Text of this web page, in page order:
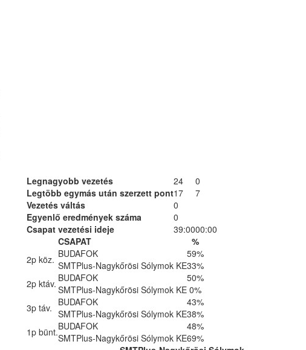
Legnagyobb vezetés 24
0
Legtöbb egymás után szerzett pont17
7
Vezetés váltás
0
Egyenlő eredmények száma
0
Csapat vezetési ideje
39:0000:00
CSAPAT
%
2p köz. BUDAFOK
SMTPlus-Nagykőrösi Sólymok KE
59%
33%
2p ktáv. BUDAFOK
SMTPlus-Nagykőrösi Sólymok KE
50%
0%
3p táv. BUDAFOK
SMTPlus-Nagykőrösi Sólymok KE
43%
38%
1p bünt.BUDAFOK
SMTPlus-Nagykőrösi Sólymok KE
48%
69%